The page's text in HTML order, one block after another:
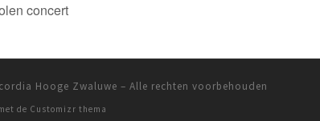
concert
Hooge Zwaluwe – Alle rechten voorbehouden
de Customizr thema